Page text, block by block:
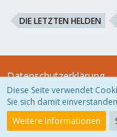
DIE LETZTEN HELDEN
Datenschutzerklärung
Diese Seite verwendet
Sie sich damit
Weitere Informationen